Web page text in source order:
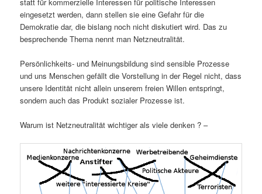
eingesetzt werden, dann stellen sie eine Gefahr für die
Demokratie dar, die bislang noch nicht diskutiert wird. Das zu
besprechende Thema nennt man Netzneutralität.
Persönlichkeits- und Meinungsbildung sind sensible Prozesse
und uns Menschen gefällt die Vorstellung in der Regel nicht, dass
unsere Identität nicht allein unserem freien Willen entspringt,
sondern auch das Produkt sozialer Prozesse ist.
Warum ist Netzneutralität wichtiger als viele denken ? –